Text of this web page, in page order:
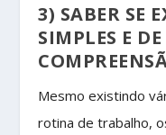
3) SABER SE
SIMPLES E
Mesmo existindo
rotina de trabalho,